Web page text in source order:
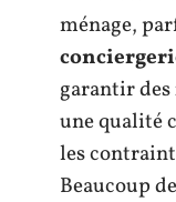
ménage,
garantir des
une qualité
les
Beaucoup